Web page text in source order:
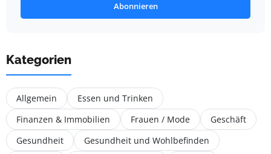
Abonnieren
Kategorien
Allgemein
Essen und Trinken
Finanzen & Immobilien
Frauen / Mode
Geschäft
Gesundheit
Gesundheit und Wohlbefinden